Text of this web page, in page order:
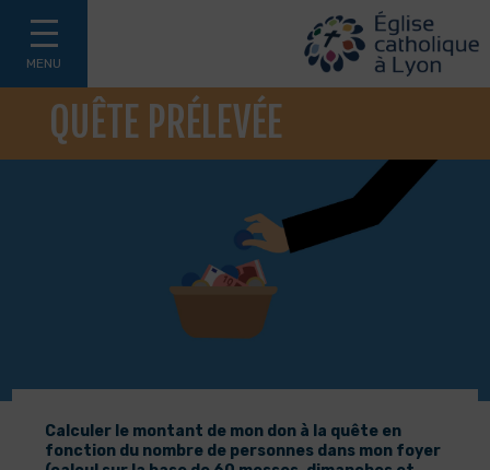
MENU
QUÊTE PRÉLEVÉE
Calculer le montant de mon don à la quête en
fonction du nombre de personnes dans mon foyer